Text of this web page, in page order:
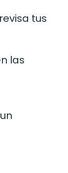
tus
las